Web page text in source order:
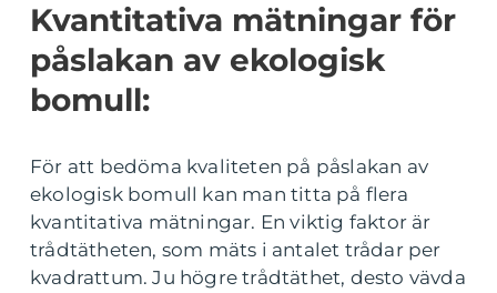
Kvantitativa mätningar för
påslakan av ekologisk
bomull:
För att bedöma kvaliteten på påslakan av
ekologisk bomull kan man titta på flera
kvantitativa mätningar. En viktig faktor är
trådtätheten, som mäts i antalet trådar per
kvadrattum. Ju högre trådtäthet, desto vävda